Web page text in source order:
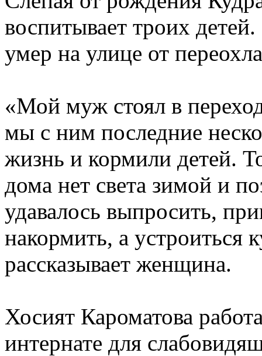
воспитывает троих
умер на улице от
«Мой муж стоял в
мы с ним последние
жизнь и кормили детей.
дома нет света зимой и
удавалось выпросить,
накормить, а устроиться
рассказывает женщина.
Хосият Кароматова
интернате для